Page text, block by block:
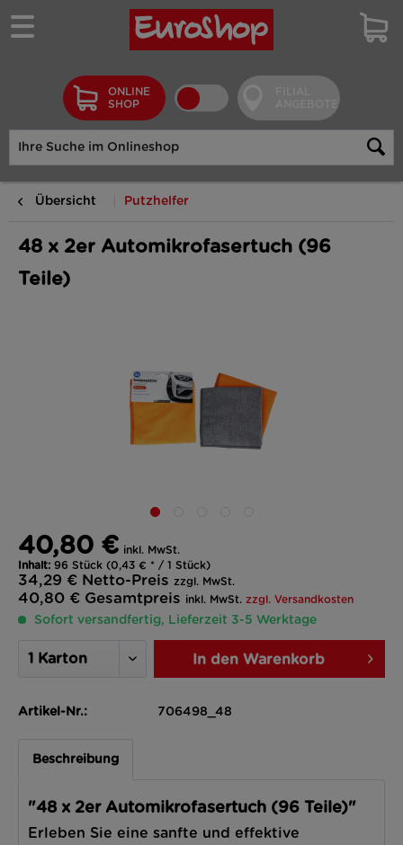
ONLINE
SHOP
Übersicht Putzhelfer
48 x 2er Automikrofasertuch (96
Teile)
40,80 € inkl. MwSt.
Inhalt: 96 Stück (0,43 € * / 1 Stück)
34,29 € Netto-Preis zzgl. MwSt.
40,80 € Gesamtpreis inkl. MwSt. zzgl. Versandkosten
Sofort versandfertig, Lieferzeit 3-5 Werktage
In den Warenkorb
Artikel-Nr.: 706498_48
Beschreibung
"48 x 2er Automikrofasertuch (96 Teile)"
Erleben Sie eine sanfte und effektive